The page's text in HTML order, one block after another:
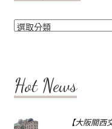
Categories
Hot News
【大阪關